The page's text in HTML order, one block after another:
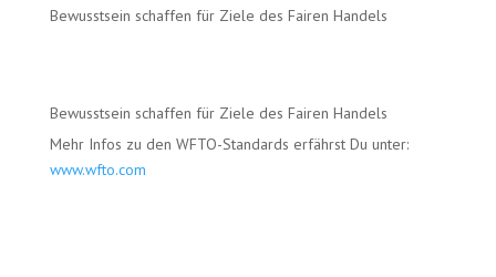
Bewusstsein schaffen für Ziele des Fairen Handels
Bewusstsein schaffen für Ziele des Fairen Handels
Mehr Infos zu den WFTO-Standards erfährst Du unter:
www.wfto.com